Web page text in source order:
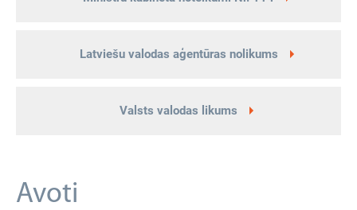
Latviešu valodas aģentūras nolikums
Valsts valodas likums
Avoti